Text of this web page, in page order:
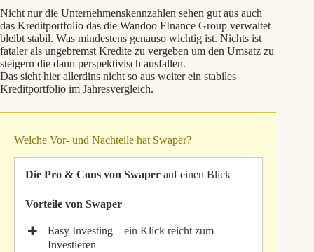
Nicht nur die Unternehmenskennzahlen sehen gut aus auch
das Kreditportfolio das die Wandoo FInance Group verwaltet
bleibt stabil. Was mindestens genauso wichtig ist. Nichts ist
fataler als ungebremst Kredite zu vergeben um den Umsatz zu
steigern die dann perspektivisch ausfallen.
Das sieht hier allerdins nicht so aus weiter ein stabiles
Kreditportfolio im Jahresvergleich.
Welche Vor- und Nachteile hat Swaper?
Die Pro & Cons von Swaperauf einen Blick
Vorteile von Swaper
Easy Investing – ein Klick reicht zum
Investieren